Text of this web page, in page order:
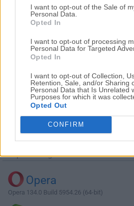
I want to opt-out of the Sale of
Personal Data.
Opted In
I want to opt-out of processing
Personal Data for Targeted
Opted In
I want to opt-out of Collection,
Retention, Sale, and/or Sharing
Personal Data that Is Unrelated
Purposes for which it was
Opted Out
CONFIRM
Descargar Vivaldi
¿Por qué se publica esta
información)
Top Descargas
Opera
Opera 134.0 Build 5954.26 (64-bit)